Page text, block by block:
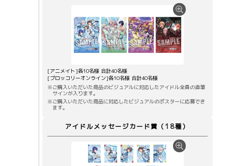
[アニメイト]各10名様 合計40名様
[ブロッコリーオンライン]各10名様 合計40名様
※ご購入いただいた商品のビジュアルに対応したアイドル全員の直筆
サインが入ります。
※ご購入いただいた商品に対応したビジュアルのポスターに応募でき
ます。
アイドルメッセージカード賞 （18種）